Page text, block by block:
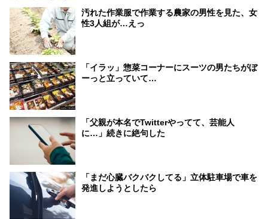
汚れた作業服で作業する農家の男性を見た、女
性3人組が…えっ
「イラッ」惣菜コーナーにスーツの男たちがぼ
ーっと立っていて…
「父親が本名でTwitterやってて、芸能人
に…」続きに絶句した
「まだ心臓バクバクしてる」立体駐車場で車を
発進しようとしたら